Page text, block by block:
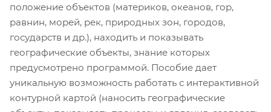
положение объектов (материков, океанов, гор,
равнин, морей, рек, природных зон, городов,
государств и др.), находить и показывать
географические объекты, знание которых
предусмотрено программой. Пособие дает
уникальную возможность работать с интерактивной
контурной картой (наносить географические